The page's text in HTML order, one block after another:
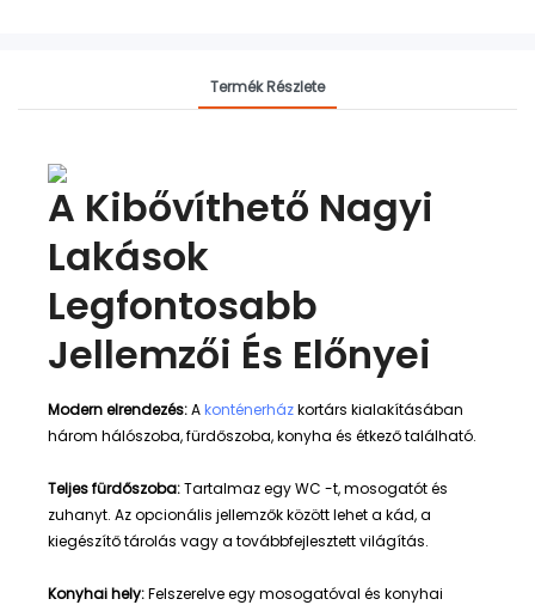
Termék Részlete
A Kibővíthető Nagyi
Lakások
Legfontosabb
Jellemzői És Előnyei
Modern elrendezés:Akonténerházkortárs kialakításában
három hálószoba, fürdőszoba, konyha és étkező található.
Teljes fürdőszoba:Tartalmaz egy WC -t, mosogatót és
zuhanyt. Az opcionális jellemzők között lehet a kád, a
kiegészítő tárolás vagy a továbbfejlesztett világítás.
Konyhai hely:Felszerelve egy mosogatóval és konyhai